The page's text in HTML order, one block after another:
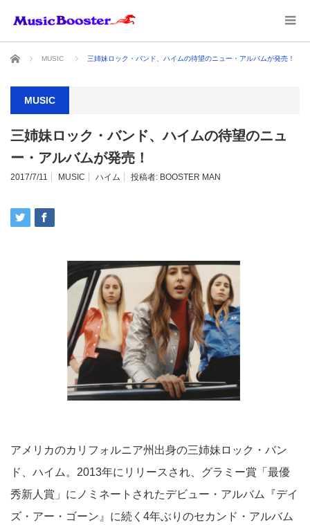
ホーム MUSIC 三姉妹ロック・バンド、ハイムの待望のニュー・アルバムが発売！
MUSIC
三姉妹ロック・バンド、ハイムの待望のニュ
ー・アルバムが発売！
2017/7/11 MUSIC ハイム 投稿者: BOOSTER MAN
アメリカのカリフォルニア州出身の三姉妹ロック・バン
ド、ハイム。2013年にリリースされ、グラミー賞「最優
秀新人賞」にノミネートされたデビュー・アルバム『デイ
ズ・アー・ゴーン』に続く4年ぶりのセカンド・アルバム